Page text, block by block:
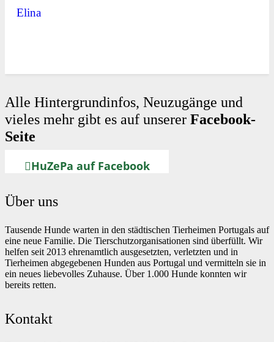
Elina
Alle Hintergrundinfos, Neuzugänge und
vieles mehr gibt es auf unserer Facebook-
Seite
HuZePa auf Facebook
Über uns
Tausende Hunde warten in den städtischen Tierheimen Portugals auf
eine neue Familie. Die Tierschutzorganisationen sind überfüllt. Wir
helfen seit 2013 ehrenamtlich ausgesetzten, verletzten und in
Tierheimen abgegebenen Hunden aus Portugal und vermitteln sie in
ein neues liebevolles Zuhause. Über 1.000 Hunde konnten wir
bereits retten.
Kontakt